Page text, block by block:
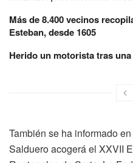
Más de 8.400 vecinos
Esteban, desde 1605
Herido un motorista tras
También se ha informado
Salduero acogerá el XXVII